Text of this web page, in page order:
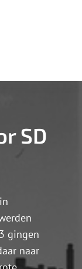
SD
gingen
naar